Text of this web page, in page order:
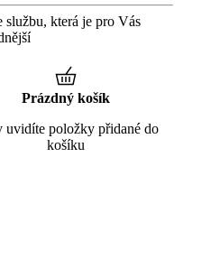
službu, která je pro Vás
Prázdný košík
uvidíte položky přidané do
košíku